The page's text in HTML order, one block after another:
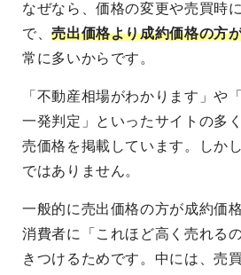
なぜなら、価格の変更や売買時
で、売出価格より成約価格の方
常に多いからです。
「不動産相場がわかります」や
一発判定」といったサイトの多
売価格を掲載しています。しか
ではありません。
一般的に売出価格の方が成約価
消費者に「これほど高く売れる
きつけるためです。中には、売